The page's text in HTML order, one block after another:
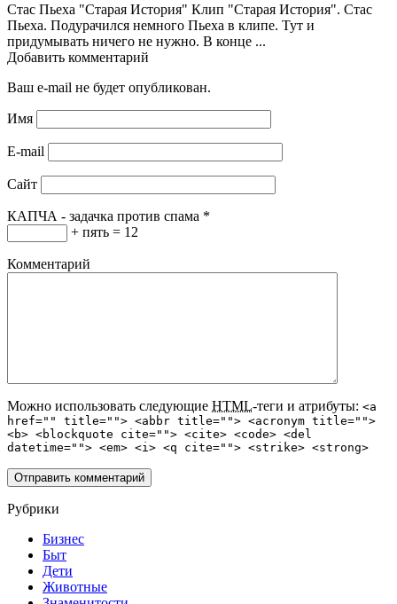
Стас Пьеха "Старая История" Клип "Старая История". Стас
Пьеха. Подурачился немного Пьеха в клипе. Тут и
придумывать ничего не нужно. В конце ...
Добавить комментарий
Ваш e-mail не будет опубликован.
Имя
E-mail
Сайт
КАПЧА - задачка против спама *
+ пять = 12
Комментарий
Можно использовать следующие HTML-теги и атрибуты: <a
href="" title=""> <abbr title=""> <acronym title="">
<b> <blockquote cite=""> <cite> <code> <del
datetime=""> <em> <i> <q cite=""> <strike> <strong>
Рубрики
Бизнес
Быт
Дети
Животные